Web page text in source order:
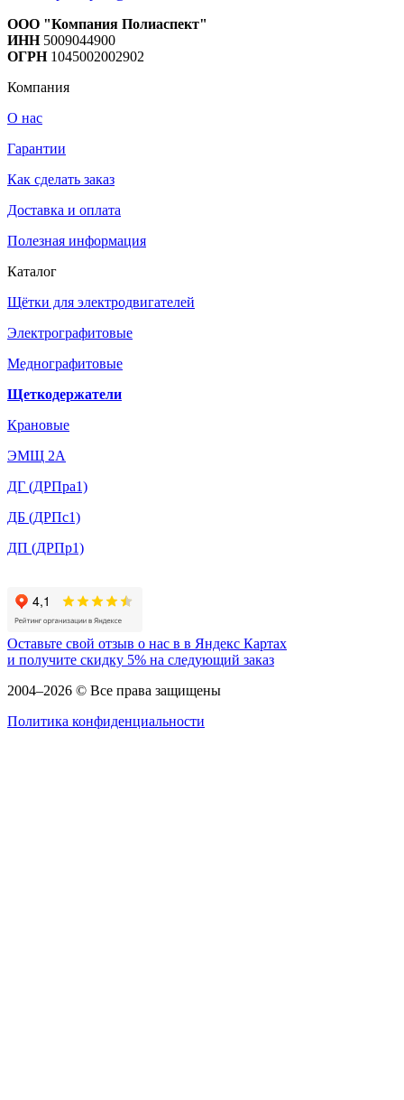
ООО "Компания Полиаспект"
ИНН5009044900
ОГРН 1045002002902
Компания
О нас
Гарантии
Как сделать заказ
Доставка и оплата
Полезная информация
Каталог
Щётки для электродвигателей
Электрографитовые
Меднографитовые
Щеткодержатели
Крановые
ЭМЩ 2А
ДГ (ДРПра1)
ДБ (ДРПс1)
ДП (ДРПр1)
Оставьте свой отзыв о нас в в Яндекс Картах
и получите скидку 5% на следующий заказ
2004–2026 © Все права защищены
Политика конфиденциальности